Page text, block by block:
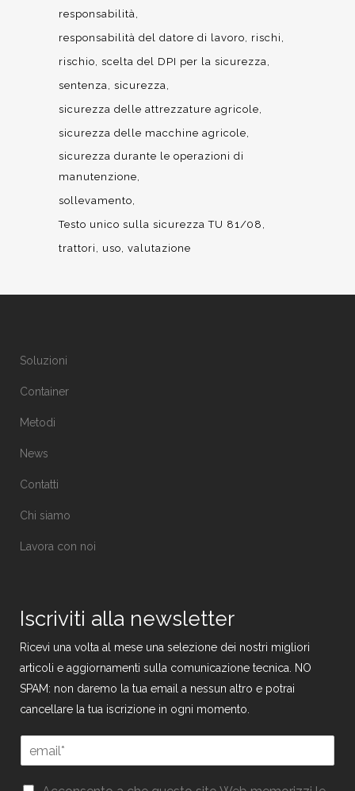
responsabilità
responsabilità del datore di lavoro
rischi
rischio scelta del DPI per la sicurezza
sentenza sicurezza
sicurezza delle attrezzature agricole
sicurezza delle macchine agricole
sicurezza durante le operazioni di
manutenzione
sollevamento
Testo unico sulla sicurezza TU 81/08
trattori
uso valutazione
Soluzioni
Container
Metodi
News
Contatti
Chi siamo
Lavora con noi
Iscriviti alla newsletter
Ricevi una volta al mese una selezione dei nostri migliori
articoli e aggiornamenti sulla comunicazione tecnica. NO
SPAM: non daremo la tua email a nessun altro e potrai
cancellare la tua iscrizione in ogni momento.
E
m
a
m